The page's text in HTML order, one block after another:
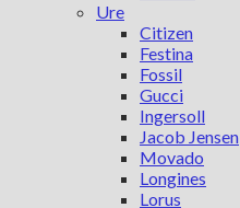
Ure
Citizen
Festina
Fossil
Gucci
Ingersoll
Jacob Jensen
Movado
Longines
Lorus